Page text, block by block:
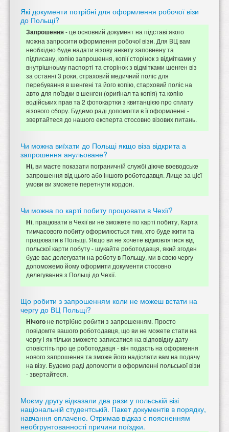
Які документи потрібні для оформлення робочої візи
до Польщі?
Запрошення- це основний документ на підставі якого
можна запросити оформлення робочої візи. Для ВЦ вам
необхідно буде надати візову анкету заповнену та
підписану, копію запрошення, копії сторінок з відмітками у
внутрішноьму паспорті та сторінок з відмітками шенген віз
за останні 3 роки, страховий медичний поліс для
перебування в шенгені та його копію, старховий поліс на
авто для поїздки в шенген (оригінал та копія) та копію
водійських прав та 2 фотокартки з квитанцією про сплату
візового сбору. Будемо раді допомогти в її оформленні -
звертайтеся до нашого експерта стосовно візових питань.
Чи можна виїхати до Польщі якщо віза відкрита а
запрошення анульоване?
Ні,ви маєте показати пограничній службі діюче воеводське
запрошення від цього або іншого роботодавця. Лище за цієї
умови ви зможете перетнути кордон.
Чи можна по карті побиту процювати в Чехії?
Ні, працювати в Чехії ви не зможете по карті побиту, Карта
тимчасового побиту оформлюється тим, хто буде жити та
працювати в Польщі. Якщо ви не хочете відмовлятися від
польскої карти побуту - шукайте роботодавця, який згоден
буде вас делегувати на роботу в Польщу, ми в свою чергу
допоможемо йому оформити документи стосовно
делегування з Польщі до Чехії.
Що робити з запрошенням коли не можеш встати на
чергу до ВЦ Польщі?
Нічогоне потрібно робити з запрошенням. Просто
повідомте вашого роботодавця, що ви не можете стати на
чергу і як тільки зможете записатися на відповідну дату -
сповістіть про це роботодавця - він подасть на оформення
нового запрошення та зможе його надіслати вам на подачу
на візу. Будемо раді допомогти в оформленні польської візи
- звертайтеся.
Моєму другу відказали два рази у польській візі
національній студентській. Пакет документів в порядку,
навчання оплачено. Отримав відказ с поясненням
необгрунтованності причини поїздки.